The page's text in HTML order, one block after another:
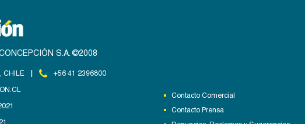
S.A. ©2008
CHILE |
+56 41 2396800
Contacto Comercial
Contacto Prensa